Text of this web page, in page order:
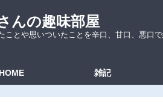
んの趣味部屋
ことや思いついたことを辛口、甘口、悪口
HOME 雑記